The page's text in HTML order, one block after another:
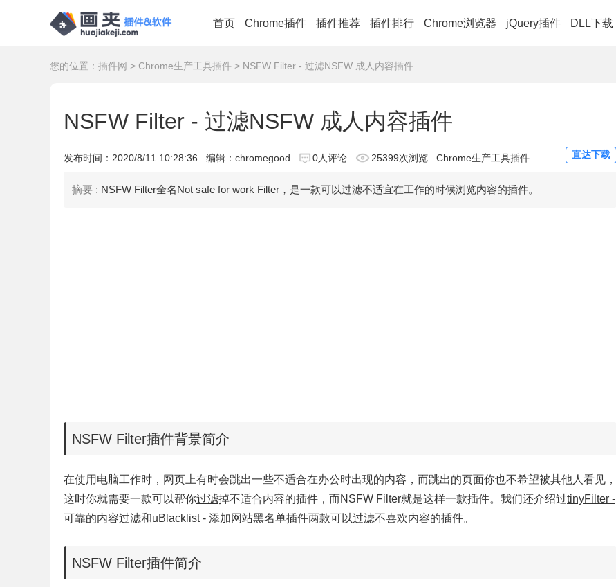
首页 Chrome插件 插件推荐 插件排行 Chrome浏览器 jQuery插件 DLL下载
您的位置： 插件网 > Chrome生产工具插件 > NSFW Filter - 过滤NSFW 成人内容插件
NSFW Filter - 过滤NSFW 成人内容插件
发布时间： 2020/8/11 10:28:36 编辑：chromegood 0人评论 25399次浏览 Chrome生产工具插件 直达下载
摘要 : NSFW Filter全名Not safe for work​ Filter，是一款可以过滤​不适宜在工作的时候浏览内容​的插件。
NSFW Filter插件背景简介
在使用电脑工作时，网页上有时会跳出一些不适合在办公时出现的内容，而跳出的页面你也不希望被其他人看见，
这时你就需要一款可以帮你过滤掉不适合内容的插件，而NSFW Filter就是这样一款插件。我们还介绍过tinyFilter -
可靠的内容过滤和uBlacklist - 添加网站黑名单插件两款可以过滤不喜欢内容的插件。
NSFW Filter插件简介